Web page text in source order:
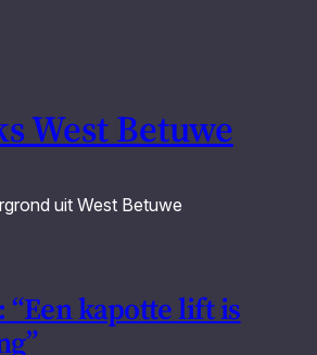
West Betuwe
uit West Betuwe
“Een kapotte lift is